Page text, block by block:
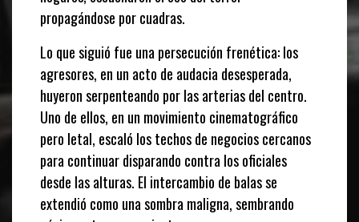
propagándose por cuadras.
Lo que siguió fue una persecución frenética: los
agresores, en un acto de audacia desesperada,
huyeron serpenteando por las arterias del centro.
Uno de ellos, en un movimiento cinematográfico
pero letal, escaló los techos de negocios cercanos
para continuar disparando contra los oficiales
desde las alturas. El intercambio de balas se
extendió como una sombra maligna, sembrando